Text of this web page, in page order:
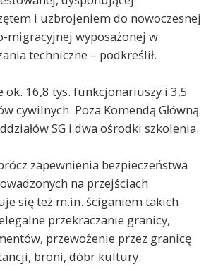
i uzbrojeniem do nowoczesnej
migracyjnej wyposażonej w
techniczne – podkreślił.
ok. 16,8 tys. funkcjonariuszy i 3,5
cywilnych. Poza Komendą Główną
SG i dwa ośrodki szkolenia.
zapewnienia bezpieczeństwa
na przejściach
się też m.in. ściganiem takich
przekraczanie granicy,
przewożenie przez granicę
broni, dóbr kultury.